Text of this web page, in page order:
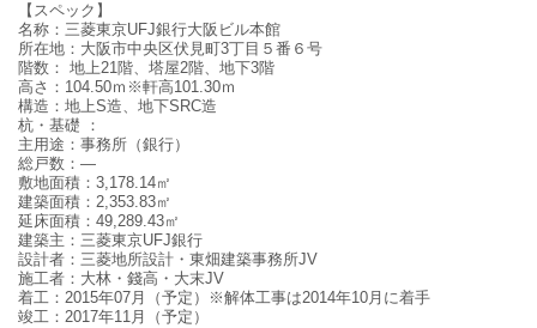
【スペック】
名称：三菱東京UFJ銀行大阪ビル本館
所在地： 大阪市中央区伏見町3丁目５番６号
階数： 地上21階、塔屋2階、地下3階
高さ： 104.50ｍ ※軒高101.30ｍ
構造 ：地上S造、地下SRC造
杭・基礎
：
主用途：事務所（銀行）
総戸数：—
敷地面積：3,178.14㎡
建築面積： 2,353.83㎡
延床面積： 49,289.43㎡
建築主： 三菱東京UFJ銀行
設計者： 三菱地所設計・東畑建築事務所JV
施工者： 大林・錢高・大末JV
着工： 2015年07月（予定）※解体工事は2014年10月に着手
竣工： 2017年11月（予定）